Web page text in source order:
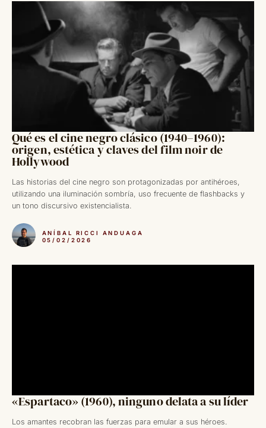
Qué es el cine negro clásico (1940–1960):
origen, estética y claves del film noir de
Hollywood
Las historias del cine negro son protagonizadas por antihéroes,
utilizando una iluminación sombría, uso frecuente de flashbacks y
un tono discursivo existencialista.
ANÍBAL RICCI ANDUAGA
05/02/2026
«Espartaco» (1960), ninguno delata a su líder
Los amantes recobran las fuerzas para emular a sus héroes.